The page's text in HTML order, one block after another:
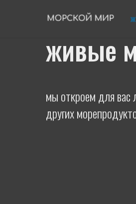
живые
мы откроем для вас
других